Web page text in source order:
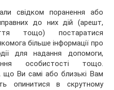
свідком поранення або
до них дій (арешт,
тощо) постаратися
більше інформації про
для надання допомоги,
особистості тощо.
що Ви самі або близькі Вам
опинитися в скрутному